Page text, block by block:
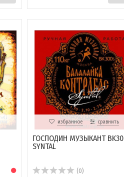
избранное сравнить
ГОСПОДИН МУЗЫКАНТ
SYNTAL
(0)